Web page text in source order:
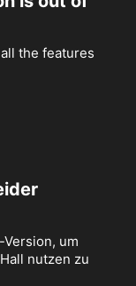
the features
um
nutzen zu